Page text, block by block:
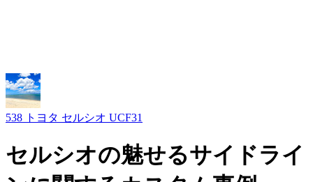
538 トヨタ セルシオ UCF31
セルシオの魅せるサイドライ